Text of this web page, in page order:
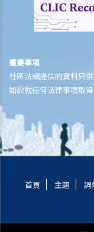
重要事項
社區法網提供的資料只
如欲就任何法律事項取
首頁 主題 詞